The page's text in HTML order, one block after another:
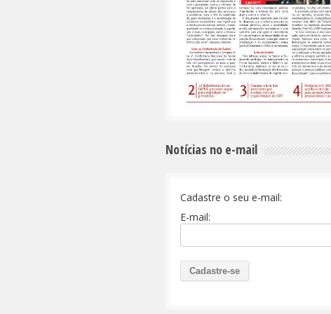
Notícias no e-mail
Cadastre o seu e-mail:
E-mail: